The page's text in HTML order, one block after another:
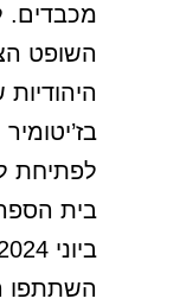
מכבדים.
השופט
לפתיחת
השתתפו